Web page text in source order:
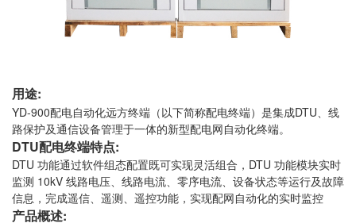
用途:
YD-900配电自动化远方终端（以下简称配电终端）是集成DTU、线
路保护及通信设备管理于一体的新型配电网自动化终端。
DTU配电终端特点:
DTU 功能通过软件组态配置既可实现灵活组合，DTU 功能模块实时
监测 10kV 线路电压、线路电流、零序电流、设备状态等运行及故障
信息，完成遥信、遥测、遥控功能，实现配网自动化的实时监控
产品概述: